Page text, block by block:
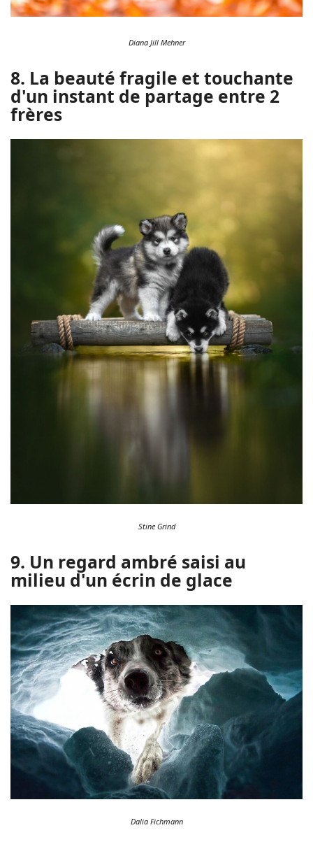
Diana Jill Mehner
8. La beauté fragile et touchante
d'un instant de partage entre 2
frères
Stine Grind
9. Un regard ambré saisi au
milieu d'un écrin de glace
Dalia Fichmann